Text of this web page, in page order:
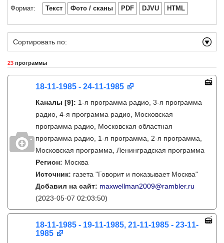
Формат: Текст Фото / сканы PDF DJVU HTML
Сортировать по:
23 программы
18-11-1985 - 24-11-1985
Каналы [9]: 1-я программа радио, 3-я программа
радио, 4-я программа радио, Московская
программа радио, Московская областная
программа радио, 1-я программа, 2-я программа,
Московская программа, Ленинградская программа
Регион: Москва
Источник: газета "Говорит и показывает Москва"
Добавил на сайт: maxwellman2009@rambler.ru
(2023-05-07 02:03:50)
18-11-1985 - 19-11-1985, 21-11-1985 - 23-11-
1985